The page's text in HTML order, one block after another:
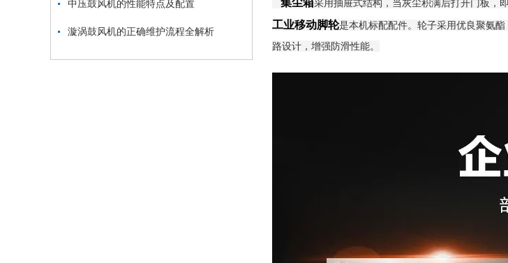
中压鼓风机的性能特点及配置
漩涡鼓风机的正确维护流程全解析
集尘箱采用抽屉式结构，当灰尘积满后打开门板，
工业移动脚轮是本机标配配件。轮子采用优良聚氨
路设计，增强防滑性能。